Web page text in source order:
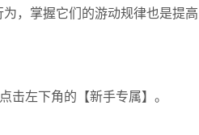
，掌握它们的游动规律也是提高
击左下角的【新手专属】。